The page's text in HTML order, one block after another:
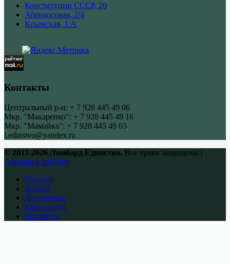
Конституции СССР, 20
Абрикосовая, 2/4
Крымская, 1 А
Контакты
Центральный р-н: + 7 928 445 49 06
Мкр. "Макаренко": + 7 928 445 49 16
Мкр. "Мамайка": + 7 928 445 49 03
l.edinstvo@yandex.ru
© 2017-2026 Ломбард Единство. Все права защищены |
Сделано в MagSky
Главная
Услуги
Документы
Карта сайта
Контакты